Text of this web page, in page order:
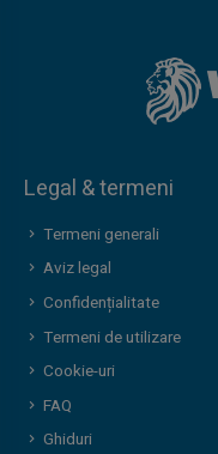
Legal & termeni
Termeni generali
Aviz legal
Confidențialitate
Termeni de utilizare
Cookie-uri
FAQ
Ghiduri